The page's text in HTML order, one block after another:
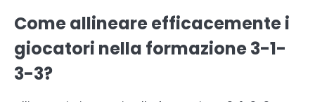
Come allineare efficacemente i
giocatori nella formazione 3-1-
3-3?